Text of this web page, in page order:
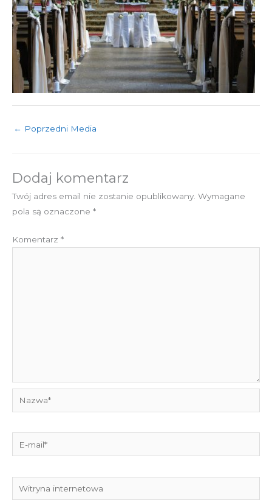
← Poprzedni Media
Dodaj komentarz
Twój adres email nie zostanie opublikowany. Wymagane
pola są oznaczone *
Komentarz *
mail*
Witryna